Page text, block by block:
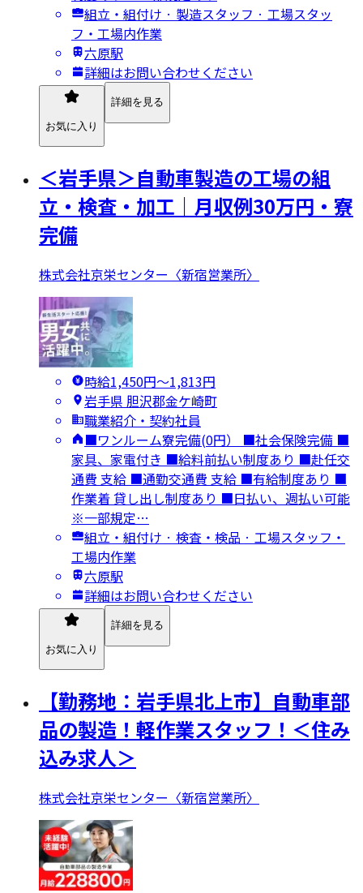
組立・組付け · 製造スタッフ · 工場スタッ
フ・工場内作業
六原駅
詳細はお問い合わせください
お気に入り
詳細を見る
＜岩手県＞自動車製造の工場の組
立・検査・加工｜月収例30万円・寮
完備
株式会社京栄センター〈新宿営業所〉
時給1,450円〜1,813円
岩手県 胆沢郡金ケ崎町
職業紹介・契約社員
■ワンルーム寮完備(0円） ■社会保険完備 ■
家具、家電付き ■給料前払い制度あり ■赴任交
通費 支給 ■通勤交通費 支給 ■有給制度あり ■
作業着 貸し出し制度あり ■日払い、週払い可能
※一部規定…
組立・組付け · 検査・検品 · 工場スタッフ・
工場内作業
六原駅
詳細はお問い合わせください
お気に入り
詳細を見る
【勤務地：岩手県北上市】自動車部
品の製造！軽作業スタッフ！＜住み
込み求人＞
株式会社京栄センター〈新宿営業所〉